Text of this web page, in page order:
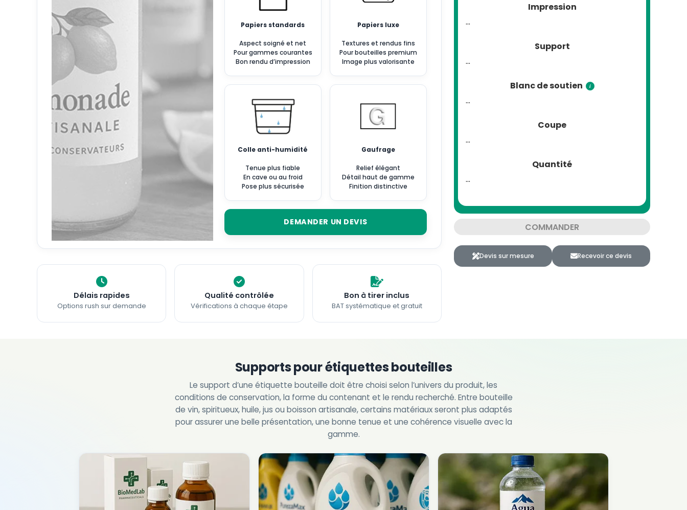
Papiers standards
Aspect soigné et net
Pour gammes courantes
Bon rendu d’impression
Papiers luxe
Textures et rendus fins
Pour bouteilles premium
Image plus valorisante
Colle anti-humidité
Tenue plus fiable
En cave ou au froid
Pose plus sécurisée
Gaufrage
Relief élégant
Détail haut de gamme
Finition distinctive
DEMANDER UN DEVIS
Délais rapides
Options rush sur demande
Qualité contrôlée
Vérifications à chaque étape
Bon à tirer inclus
BAT systématique et gratuit
Impression
...
Support
...
Blanc de soutien i
...
Coupe
...
Quantité
...
COMMANDER
Devis sur mesure Recevoir ce devis
Supports pour étiquettes bouteilles
Le support d’une étiquette bouteille doit être choisi selon l’univers du produit, les
conditions de conservation, la forme du contenant et le rendu recherché. Entre bouteille
de vin, spiritueux, huile, jus ou boisson artisanale, certains matériaux seront plus adaptés
pour assurer une belle présentation, une bonne tenue et une cohérence visuelle avec la
gamme.